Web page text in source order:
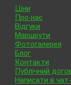
Ціни
Про нас
Відгуки
Маршрути
Фотогалерея
Блог
Контакти
Публічний
Написати в